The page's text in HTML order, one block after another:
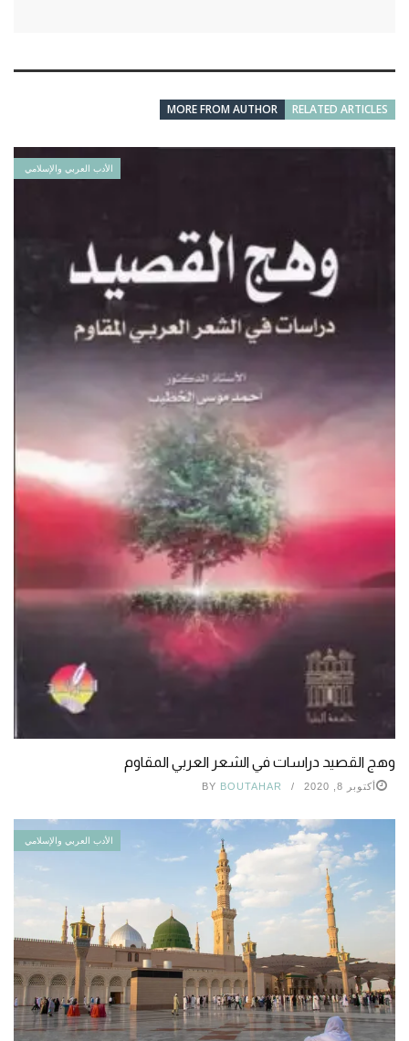
RELATED ARTICLES
MORE FROM AUTHOR
الأدب العربي والإسلامي
وهج القصيد دراسات في الشعر العربي المقاوم
أكتوبر 8, 2020 BY BOUTAHAR
الأدب العربي والإسلامي